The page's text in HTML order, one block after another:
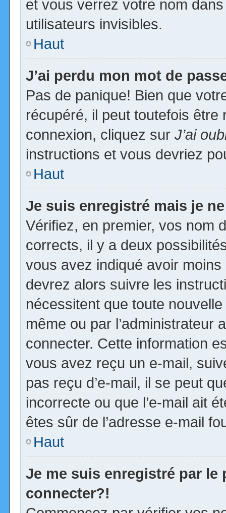
et vous verrez votre nom
utilisateurs invisibles.
Haut
J’ai perdu mon mot de
Pas de panique! Bien que
récupéré, il peut toutefois
connexion, cliquez sur J’ai
instructions et vous devriez
Haut
Je suis enregistré mais je
Vérifiez, en premier, vos nom
corrects, il y a deux
vous avez indiqué avoir
devrez alors suivre les
nécessitent que toute
même ou par l’administrateur
connecter. Cette information
vous avez reçu un e-mail,
pas reçu d’e-mail, il se peut
incorrecte ou que l’e-mail ait
êtes sûr de l’adresse e-mail
Haut
Je me suis enregistré par le
connecter?!